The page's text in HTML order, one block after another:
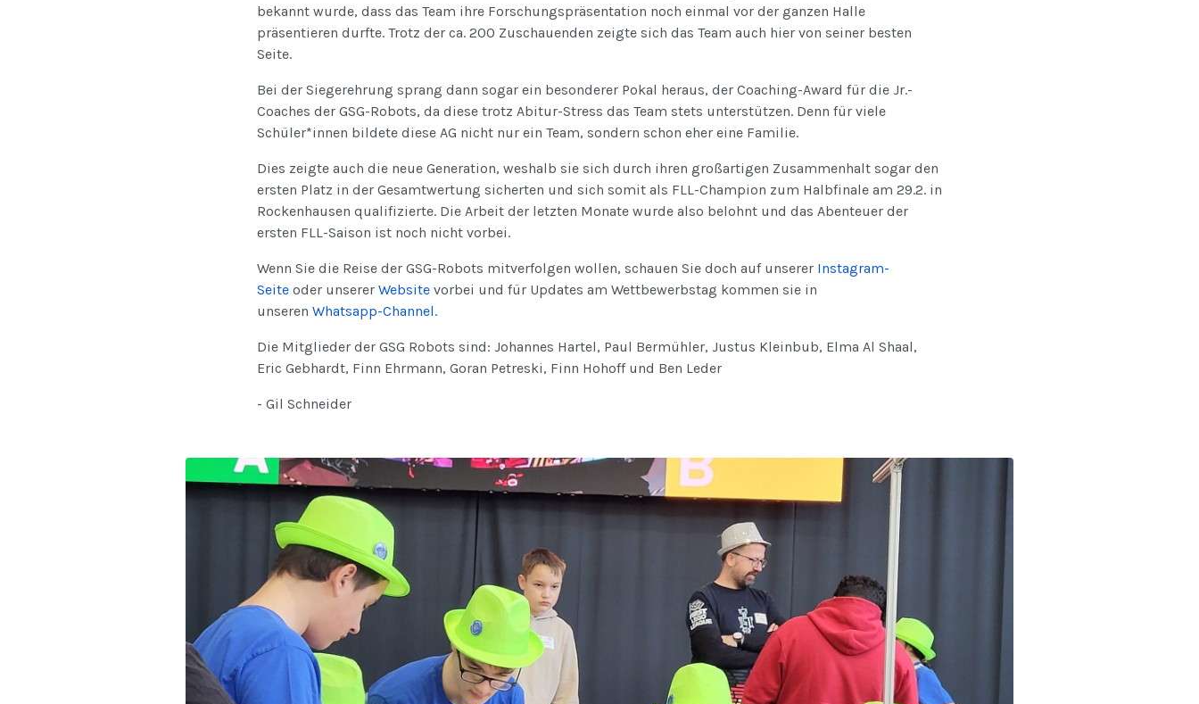
bekannt wurde, dass das Team ihre Forschungspräsentation noch einmal vor der ganzen Halle
präsentieren durfte. Trotz der ca. 200 Zuschauenden zeigte sich das Team auch hier von seiner besten
Seite.
Bei der Siegerehrung sprang dann sogar ein besonderer Pokal heraus, der Coaching-Award für die Jr.-
Coaches der GSG-Robots, da diese trotz Abitur-Stress das Team stets unterstützen. Denn für viele
Schüler*innen bildete diese AG nicht nur ein Team, sondern schon eher eine Familie.
Dies zeigte auch die neue Generation, weshalb sie sich durch ihren großartigen Zusammenhalt sogar den
ersten Platz in der Gesamtwertung sicherten und sich somit als FLL-Champion zum Halbfinale am 29.2. in
Rockenhausen qualifizierte. Die Arbeit der letzten Monate wurde also belohnt und das Abenteuer der
ersten FLL-Saison ist noch nicht vorbei.
Wenn Sie die Reise der GSG-Robots mitverfolgen wollen, schauen Sie doch auf unserer Instagram-
Seite oder unserer Website vorbei und für Updates am Wettbewerbstag kommen sie in
unseren Whatsapp-Channel.
Die Mitglieder der GSG Robots sind: Johannes Hartel, Paul Bermühler, Justus Kleinbub, Elma Al Shaal,
Eric Gebhardt, Finn Ehrmann, Goran Petreski, Finn Hohoff und Ben Leder
- Gil Schneider